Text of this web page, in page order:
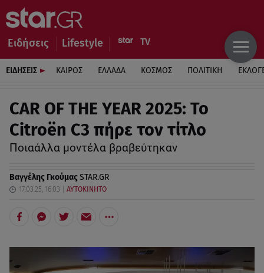
Ειδήσεις Lifestyle
ΕΙΔΗΣΕΙΣ ΚΑΙΡΟΣ ΕΛΛΑΔΑ ΚΟΣΜΟΣ ΠΟΛΙΤΙΚΗ
CAR OF THE YEAR 2025: Το
Citroën C3 πήρε τον τίτλο
Ποιαάλλα μοντέλα βραβεύτηκαν
Βαγγέλης ΓκούμαςSTAR.GR
17.03.25, 16:03 ΑΥΤΟΚΙΝΗΤΟ